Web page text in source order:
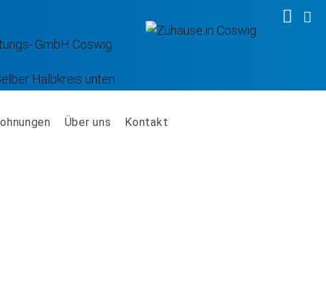
Über uns Kontakt